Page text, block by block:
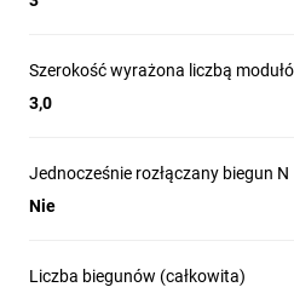
Szerokość wyrażona liczbą
3,0
Jednocześnie rozłączany biegun N
Nie
Liczba biegunów (całkowita)